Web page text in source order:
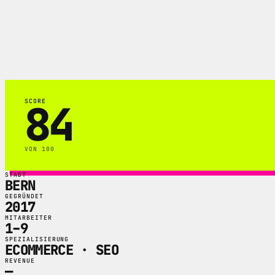
SCORE
84
VON 100
STADT
BERN
GEGRÜNDET
2017
MITARBEITER
1–9
SPEZIALISIERUNG
ECOMMERCE · SEO
REVENUE
—